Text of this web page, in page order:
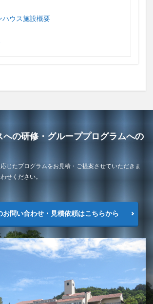
ハウス施設概要
への研修・グループプログラムへの
じたプログラムをお見積・ご提案させていただきま
せください。
お問い合わせ・見積依頼はこちらから